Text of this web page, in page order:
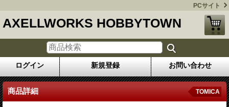
PCサイト
AXELLWORKS HOBBYTOWN
ログイン 新規登録 お問い合わせ
商品詳細 TOMICA